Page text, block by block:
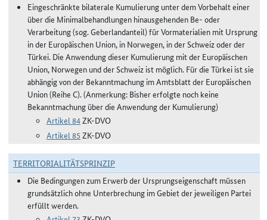
Eingeschränkte bilaterale Kumulierung unter dem Vorbehalt einer
über die Minimalbehandlungen hinausgehenden Be- oder
Verarbeitung (sog. Geberlandanteil) für Vormaterialien mit Ursprung
in der Europäischen Union, in Norwegen, in der Schweiz oder der
Türkei. Die Anwendung dieser Kumulierung mit der Europäischen
Union, Norwegen und der Schweiz ist möglich. Für die Türkei ist sie
abhängig von der Bekanntmachung im Amtsblatt der Europäischen
Union (Reihe C). (Anmerkung: Bisher erfolgte noch keine
Bekanntmachung über die Anwendung der Kumulierung)
Artikel 84ZK-DVO
Artikel 85 ZK-DVO
TERRITORIALITÄTSPRINZIP
Die Bedingungen zum Erwerb der Ursprungseigenschaft müssen
grundsätzlich ohne Unterbrechung im Gebiet der jeweiligen Partei
erfüllt werden.